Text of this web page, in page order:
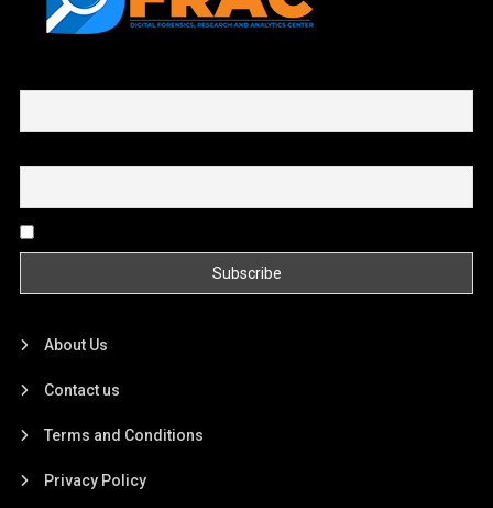
About Us
Contact us
Terms and Conditions
Privacy Policy